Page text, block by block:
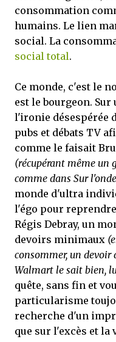
consommation
humains. Le lien
social. La
social total.
Ce monde, c'est le
est le bourgeon.
l'ironie désespérée
pubs et débats TV
comme le faisait
(récupérant même un
comme dans Sur
monde d'ultra
l'égo pour
Régis Debray, un
devoirs minimaux
consommer, un
Walmart le sait bien,
quête, sans fin et
particularisme
recherche d'un
que sur l'excès et la